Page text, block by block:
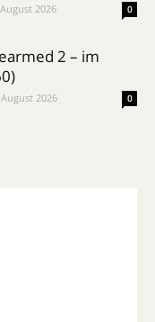
2026 0
2 – im
2026 0